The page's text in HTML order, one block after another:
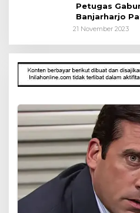
Petugas
Banjarharjo
21 November 2023